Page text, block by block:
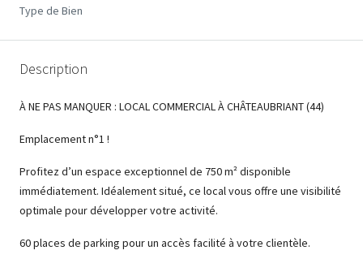
Type de Bien
Description
À NE PAS MANQUER : LOCAL COMMERCIAL À CHÂTEAUBRIANT (44)
Emplacement n°1 !
Profitez d’un espace exceptionnel de 750 m² disponible
immédiatement. Idéalement situé, ce local vous offre une visibilité
optimale pour développer votre activité.
60 places de parking pour un accès facilité à votre clientèle.